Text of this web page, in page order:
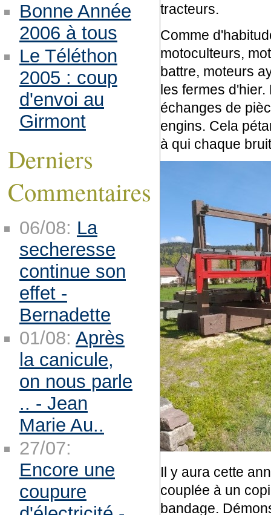
tracteurs.
Comme
motoculteurs,
battre, moteurs
les fermes
échanges de
engins. Cela
à qui chaque
Il y aura cette
couplée à un
bandage.
Bonne Année
2006 à tous
Le Téléthon
2005 : coup
d'envoi au
Girmont
Derniers
Commentaires
06/08: La
secheresse
continue son
effet -
Bernadette
01/08: Après
la canicule,
on nous parle
.. - Jean
Marie Au..
27/07:
Encore une
coupure